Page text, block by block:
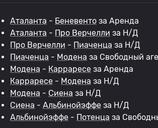
Аталанта - Беневенто за Аренда
Аталанта - Про Верчелли за Н/Д
Про Верчелли - Пиаченца за Н/Д
Пиаченца - Модена за Свободный
Модена - Карраресе за Аренда
Карраресе - Модена за Н/Д
Модена - Сиена за Н/Д
Сиена - Альбинойэффе за Н/Д
Альбинойэффе - Потенца за